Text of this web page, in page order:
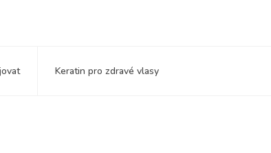
Keratin pro zdravé vlasy